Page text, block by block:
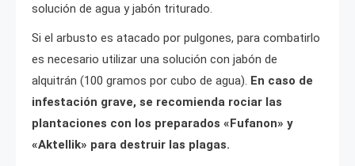
solución de agua y jabón triturado.
Si el arbusto es atacado por pulgones, para combatirlo
es necesario utilizar una solución con jabón de
alquitrán (100 gramos por cubo de agua). En caso de
infestación grave, se recomienda rociar las
plantaciones con los preparados «Fufanon» y
«Aktellik» para destruir las plagas.